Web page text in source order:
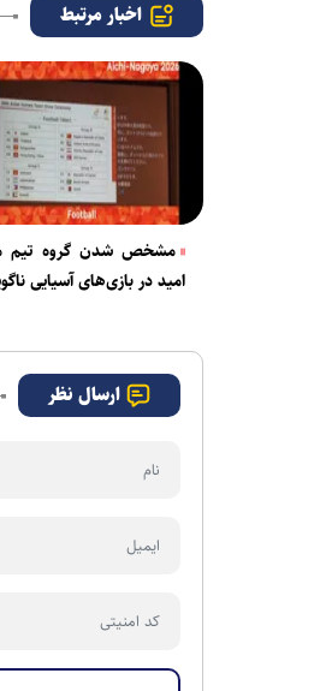
اخبار مرتبط
مشخص شدن گروه تیم
امید در بازی‌های آسیایی
ارسال نظر